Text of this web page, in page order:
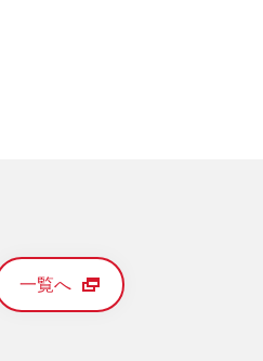
一覧へ